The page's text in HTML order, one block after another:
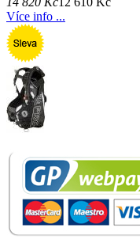
Více info ...